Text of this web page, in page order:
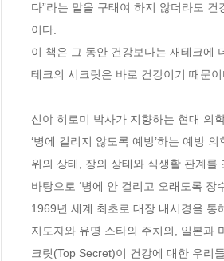
다”라는 말을 구태여 하지 않더라도
이다.
이 책은 그 동안 건강보다는 재테크에
테크의 시크릿은 바로 건강이기 때문이
신야 히로미 박사가 지향하는 현대 의
‘병에 걸리지 않도록 예방’하는 예방
위의 상태, 장의 상태와 식생활 관계
바탕으로 ‘병에 안 걸리고 오래도록
1969년 세계 최초로 대장 내시경을
지도자와 유명 스타의 주치의, 일본과
크릿(Top Secret)이 건강에 대한 우리